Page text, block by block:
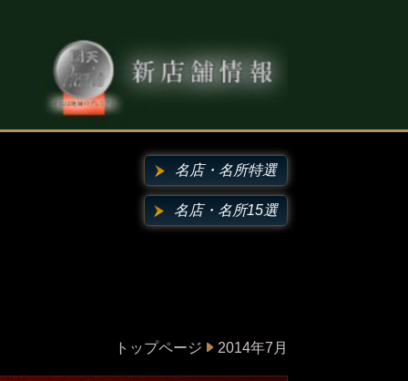
名店・名所特選
名店・名所15選
トップページ 2014年7月